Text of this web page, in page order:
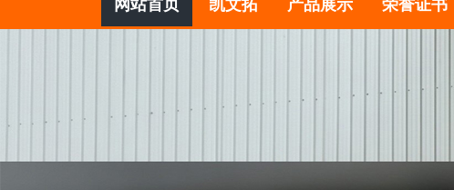
网站首页 凯文拓 产品展示 荣誉证书